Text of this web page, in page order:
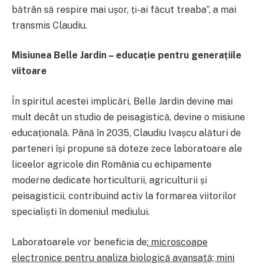
bătrân să respire mai ușor, ți-ai făcut treaba”, a mai
transmis Claudiu.
Misiunea Belle Jardin – educație pentru generațiile
viitoare
În spiritul acestei implicări, Belle Jardin devine mai
mult decât un studio de peisagistică, devine o misiune
educațională. Până în 2035, Claudiu Ivașcu alături de
parteneri își propune să doteze zece laboratoare ale
liceelor agricole din România cu echipamente
moderne dedicate horticulturii, agriculturii și
peisagisticii, contribuind activ la formarea viitorilor
specialiști în domeniul mediului.
Laboratoarele vor beneficia de: microscoape
electronice pentru analiza biologică avansată; mini